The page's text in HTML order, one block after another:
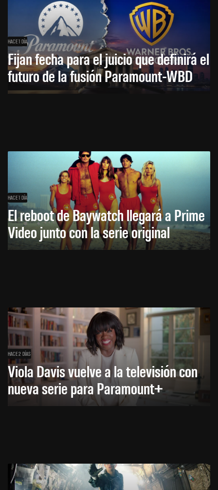
HACE 1 DÍA
Fijan fecha para el juicio que definirá el
futuro de la fusión Paramount-WBD
HACE 1 DÍA
El reboot de Baywatch llegará a Prime
Video junto con la serie original
HACE 2 DÍAS
Viola Davis vuelve a la televisión con
nueva serie para Paramount+